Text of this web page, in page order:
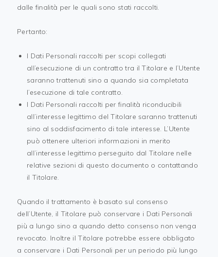
dalle finalità per le quali sono stati raccolti.
Pertanto:
I Dati Personali raccolti per scopi collegati
all’esecuzione di un contratto tra il Titolare e l’Utente
saranno trattenuti sino a quando sia completata
l’esecuzione di tale contratto.
I Dati Personali raccolti per finalità riconducibili
all’interesse legittimo del Titolare saranno trattenuti
sino al soddisfacimento di tale interesse. L’Utente
può ottenere ulteriori informazioni in merito
all’interesse legittimo perseguito dal Titolare nelle
relative sezioni di questo documento o contattando
il Titolare.
Quando il trattamento è basato sul consenso
dell’Utente, il Titolare può conservare i Dati Personali
più a lungo sino a quando detto consenso non venga
revocato. Inoltre il Titolare potrebbe essere obbligato
a conservare i Dati Personali per un periodo più lungo